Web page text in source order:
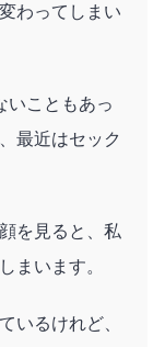
わってしまい
いこともあっ
最近はセック
を見ると、私
まいます。
いるけれど、